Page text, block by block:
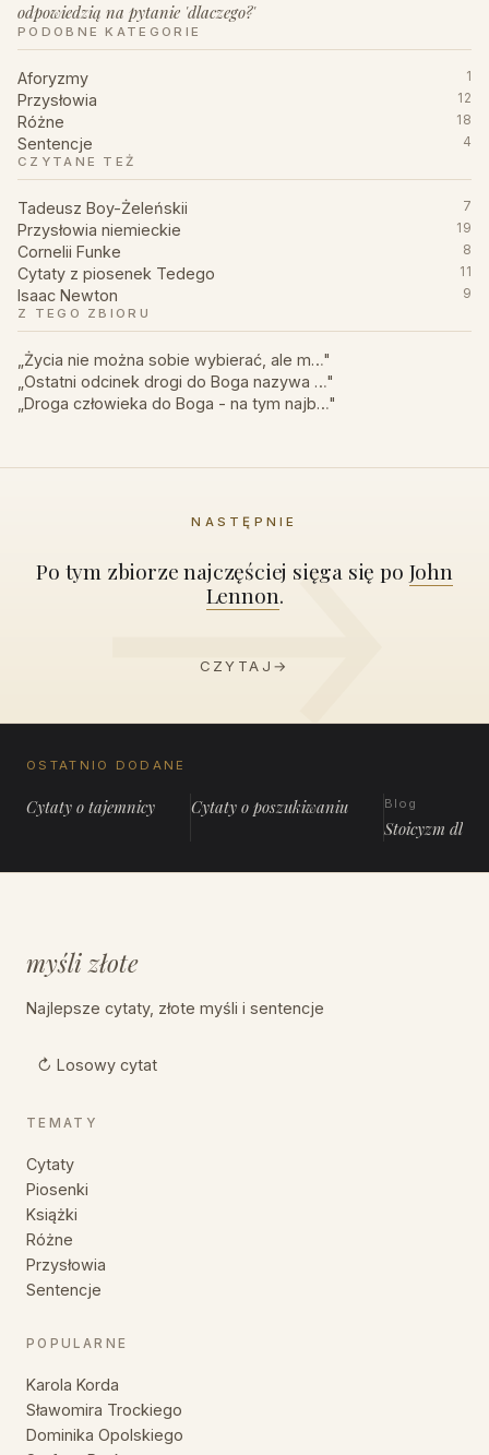
odpowiedzią na pytanie 'dlaczego?'
PODOBNE KATEGORIE
Aforyzmy 1
Przysłowia 12
Różne 18
Sentencje
4
CZYTANE TEŻ
Tadeusz Boy-Żeleńskii 7
Przysłowia niemieckie 19
Cornelii Funke 8
Cytaty z piosenek Tedego 11
Isaac Newton
9
Z TEGO ZBIORU
„Życia nie można sobie wybierać, ale m…"
„Ostatni odcinek drogi do Boga nazywa …"
„Droga człowieka do Boga - na tym najb…"
NASTĘPNIE
Po tym zbiorze najczęściej sięga się po John
Lennon.
CZYTAJ →
OSTATNIO DODANE
Cytaty o tajemnicy Cytaty o poszukiwaniu Blog
Stoicyzm dla
myśli złote
Najlepsze cytaty, złote myśli i sentencje
↻ Losowy cytat
TEMATY
Cytaty
Piosenki
Książki
Różne
Przysłowia
Sentencje
POPULARNE
Karola Korda
Sławomira Trockiego
Dominika Opolskiego